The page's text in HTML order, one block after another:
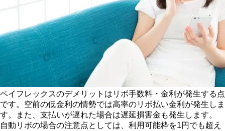
ペイフレックスのデメリットはリボ手数料・金利が発生する点
です。空前の低金利の情勢では高率のリボ払い金利が発生しま
す。また、支払いが遅れた場合は遅延損害金も発生します。
自動リボの場合の注意点としては、利用可能枠を1円でも超え